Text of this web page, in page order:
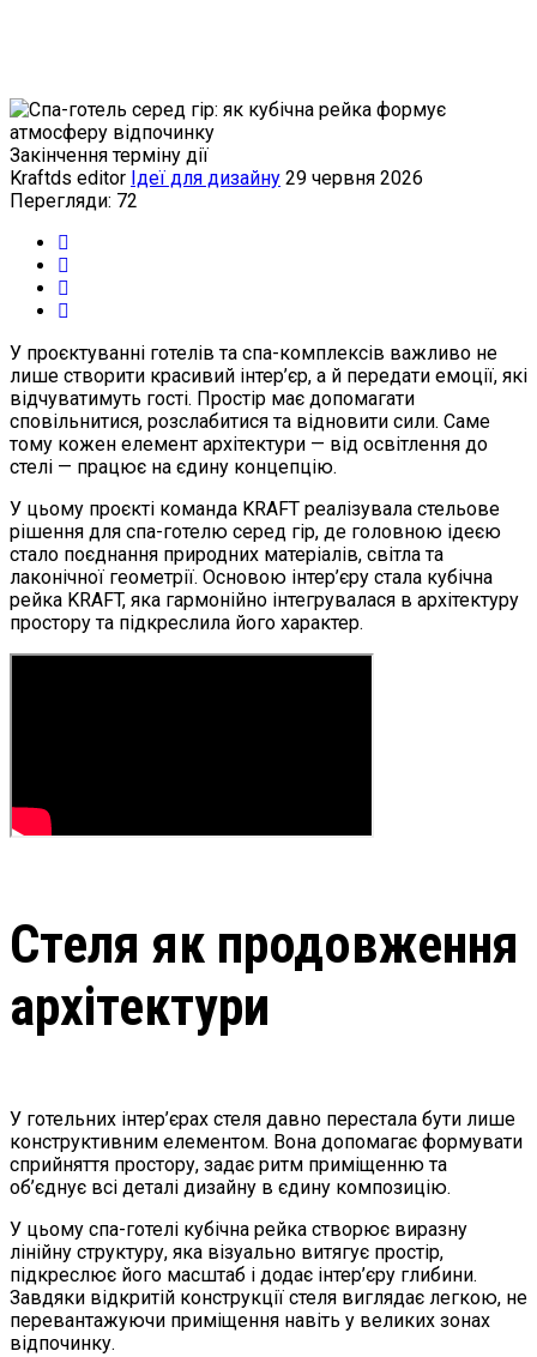
Закінчення терміну дії
Kraftds editor Ідеї для дизайну 29 червня 2026
Перегляди: 72
У проєктуванні готелів та спа-комплексів важливо не
лише створити красивий інтер’єр, а й передати емоції, які
відчуватимуть гості. Простір має допомагати
сповільнитися, розслабитися та відновити сили. Саме
тому кожен елемент архітектури — від освітлення до
стелі — працює на єдину концепцію.
У цьому проєкті команда KRAFT реалізувала стельове
рішення для спа-готелю серед гір, де головною ідеєю
стало поєднання природних матеріалів, світла та
лаконічної геометрії. Основою інтер’єру стала кубічна
рейка KRAFT, яка гармонійно інтегрувалася в архітектуру
простору та підкреслила його характер.
Стеля як продовження
архітектури
У готельних інтер’єрах стеля давно перестала бути лише
конструктивним елементом. Вона допомагає формувати
сприйняття простору, задає ритм приміщенню та
об’єднує всі деталі дизайну в єдину композицію.
У цьому спа-готелі кубічна рейка створює виразну
лінійну структуру, яка візуально витягує простір,
підкреслює його масштаб і додає інтер’єру глибини.
Завдяки відкритій конструкції стеля виглядає легкою, не
перевантажуючи приміщення навіть у великих зонах
відпочинку.